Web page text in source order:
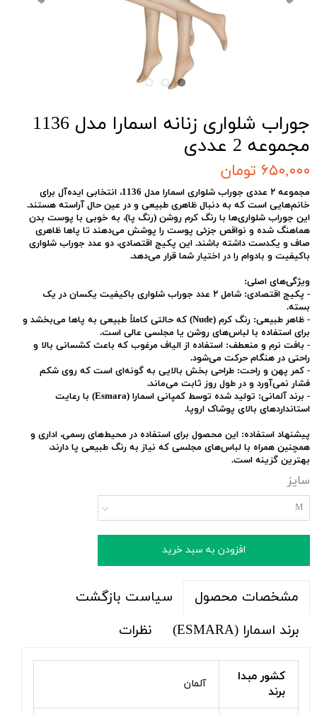
جوراب شلواری زنانه اسمارا مدل 1136
مجموعه 2 عددی
۶۵۰,۰۰۰ تومان
مجموعه ۲ عددی جوراب شلواری اسمارا مدل 1136، انتخابی ایده‌آل برای
خانم‌هایی است که به دنبال ظاهری طبیعی و در عین حال آراسته هستند.
این جوراب شلواری‌ها با رنگ کرم روشن (رنگ پا)، به خوبی با پوست بدن
هماهنگ شده و نواقص جزئی پوست را پوشش می‌دهند تا پاها ظاهری
صاف و یکدست داشته باشند. این پکیج اقتصادی، دو عدد جوراب شلواری
باکیفیت و بادوام را در اختیار شما قرار می‌دهد.
ویژگی‌های اصلی:
- پکیج اقتصادی:
شامل ۲ عدد جوراب شلواری باکیفیت یکسان در یک
بسته.
-ظاهر طبیعی:
رنگ کرم (Nude) که حالتی کاملاً طبیعی به پاها می‌بخشد و
برای استفاده با لباس‌های روشن یا مجلسی عالی است.
- بافت نرم و منعطف: استفاده از الیاف مرغوب که باعث کشسانی بالا و
راحتی در هنگام حرکت می‌شود.
-کمر پهن و راحت: طراحی بخش بالایی به گونه‌ای است که روی شکم
فشار نمی‌آورد و در طول روز ثابت می‌ماند.
- برند آلمانی:
تولید شده توسط کمپانی اسمارا (Esmara) با رعایت
استانداردهای بالای پوشاک اروپا.
پیشنهاد استفاده: این محصول برای استفاده در محیط‌های رسمی، اداری و
همچنین همراه با لباس‌های مجلسی که نیاز به رنگ طبیعی پا دارند،
بهترین گزینه است.
سایز
M
افزودن به سبد خرید
مشخصات محصول
سیاست بازگشت
برند اسمارا (ESMARA)
نظرات
کشور مبدا
برند
آلمان